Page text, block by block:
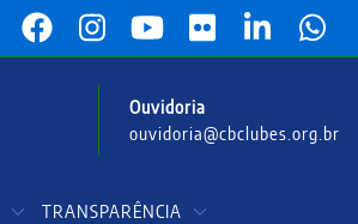
Ouvidoria
ouvidoria@cbclubes.org.br
TRANSPARÊNCIA